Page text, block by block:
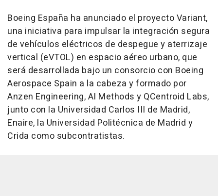
Boeing España ha anunciado el proyecto Variant,
una iniciativa para impulsar la integración segura
de vehículos eléctricos de despegue y aterrizaje
vertical (eVTOL) en espacio aéreo urbano, que
será desarrollada bajo un consorcio con Boeing
Aerospace Spain a la cabeza y formado por
Anzen Engineering, AI Methods y QCentroid Labs,
junto con la Universidad Carlos III de Madrid,
Enaire, la Universidad Politécnica de Madrid y
Crida como subcontratistas.